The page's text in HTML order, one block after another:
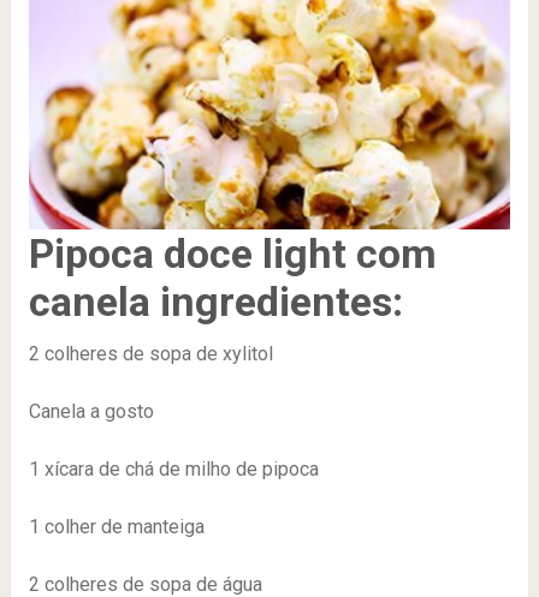
Pipoca doce light com
canela ingredientes:
2 colheres de sopa de xylitol
Canela a gosto
1 xícara de chá de milho de pipoca
1 colher de manteiga
2 colheres de sopa de água